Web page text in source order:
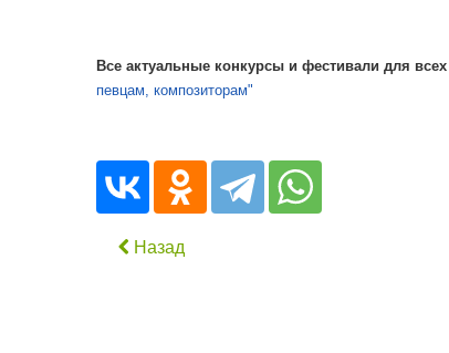
Все актуальные конкурсы и фестивали для
певцам, композиторам"
Назад